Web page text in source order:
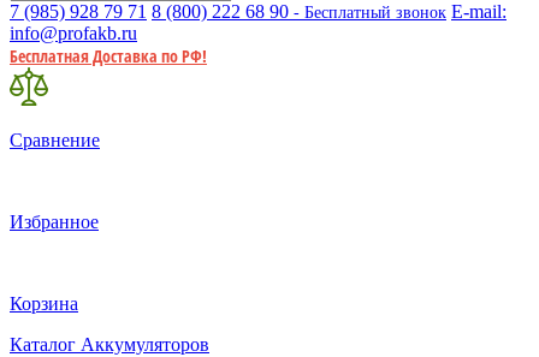
7 (985) 928 79 71 8 (800) 222 68 90 - Бесплатный звонок E-mail:
info@profakb.ru
Бесплатная Доставка по РФ!
Сравнение
Избранное
Корзина
Каталог Аккумуляторов